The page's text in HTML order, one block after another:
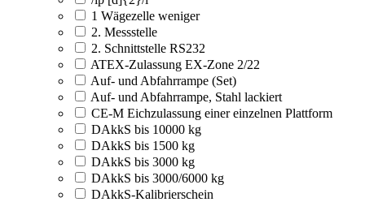
1 Wägezelle weniger
2. Messstelle
2. Schnittstelle RS232
ATEX-Zulassung EX-Zone 2/22
Auf- und Abfahrrampe (Set)
Auf- und Abfahrrampe, Stahl lackiert
CE-M Eichzulassung einer einzelnen Plattform
DAkkS bis 10000 kg
DAkkS bis 1500 kg
DAkkS bis 3000 kg
DAkkS bis 3000/6000 kg
DAkkS-Kalibrierschein